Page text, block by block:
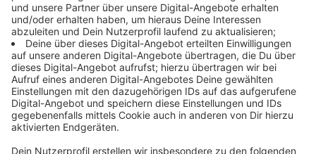
Pause startet der Gospelchor mit neuer Energie und
mit neuen Liedern und sucht eben auch noch neue
motivierte Mitglieder. Ein Aufruf von Jenny geht vor
allem an die Männer, "Traut Euch und kommt gerne zu
unserem Gospeltag!".
Anzeige